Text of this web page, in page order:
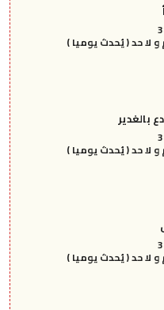
لا حد ( يُحدث يوميا )
بالغدير
لا حد ( يُحدث يوميا )
لا حد ( يُحدث يوميا )